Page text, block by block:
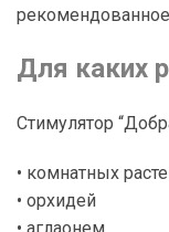
рекомендованное
Для каких
Стимулятор
• комнатных
• орхидей
• аглаонем